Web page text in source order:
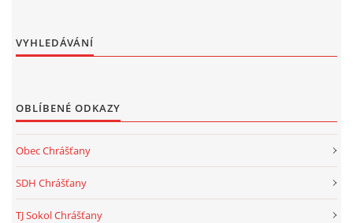
VYHLEDÁVÁNÍ
OBLÍBENÉ ODKAZY
Obec Chrášťany
SDH Chrášťany
TJ Sokol Chrášťany